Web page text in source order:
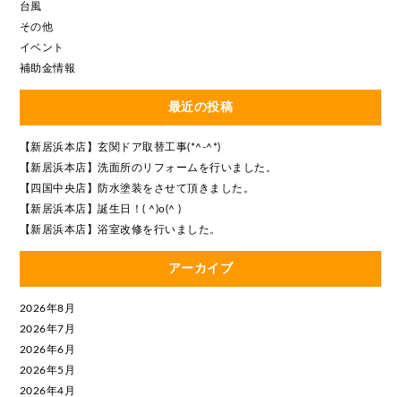
台風
その他
イベント
補助金情報
最近の投稿
【新居浜本店】玄関ドア取替工事(*^-^*)
【新居浜本店】洗面所のリフォームを行いました。
【四国中央店】防水塗装をさせて頂きました。
【新居浜本店】誕生日！( ^)o(^ )
【新居浜本店】浴室改修を行いました。
アーカイブ
2026年8月
2026年7月
2026年6月
2026年5月
2026年4月